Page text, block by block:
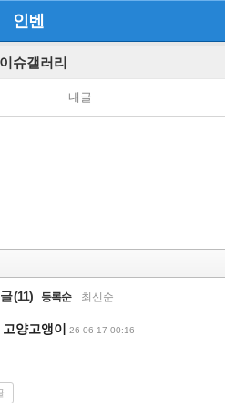
인벤
슈갤러리
내글
(11) 등록순 최신순
고양고앵이 26-06-17 00:16